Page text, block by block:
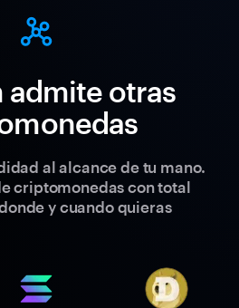
admite otras
al alcance de tu mano.
criptomonedas con total
y cuando quieras